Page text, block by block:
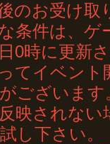
のお受け
条件は、
0時に更新
てイベン
ございます
映されな
し下さい。